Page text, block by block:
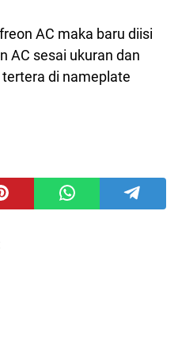
AC maka baru diisi
AC sesai ukuran dan
di nameplate